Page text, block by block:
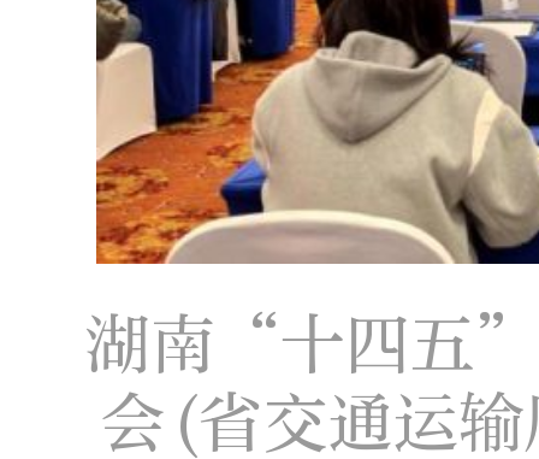
湖南“十四五”
会(省交通运